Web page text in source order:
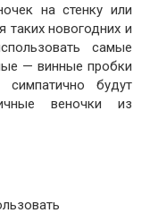
на стенку или
таких новогодних и
самые
— винные пробки
будут
веночки из